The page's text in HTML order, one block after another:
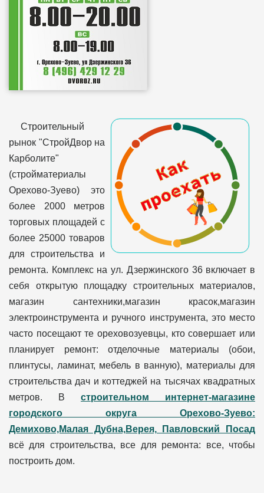
Строительный
рынок "СтройДвор на
Карболите"
(стройматериалы
Орехово-Зуево) это
более 2000 метров
торговых площадей с
более 25000 товаров
для строительства и
ремонта. Комплекс на ул. Дзержинского 36 включает в
себя открытую площадку строительных материалов,
магазин сантехники,магазин красок,магазин
электроинструмента и ручного инструмента, это место
часто посещают те ореховозуевцы, кто совершает или
планирует ремонт: отделочные материалы (обои,
плинтусы, ламинат, мебель в ванную), материалы для
строительства дач и коттеджей на тысячах квадратных
метров. В строительном интернет-магазине
городского округа Орехово-Зуево:
Демихово,Малая Дубна,Верея, Павловский Посад
всё для строительства, все для ремонта: все, чтобы
построить дом.